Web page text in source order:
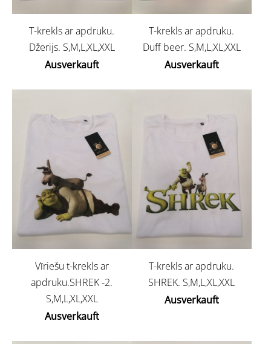
T-krekls ar apdruku.
Džerijs. S,M,L,XL,XXL
Ausverkauft
T-krekls ar apdruku.
Duff beer. S,M,L,XL,XXL
Ausverkauft
Vīriešu t-krekls ar
apdruku.SHREK -2.
S,M,L,XL,XXL
Ausverkauft
T-krekls ar apdruku.
SHREK. S,M,L,XL,XXL
Ausverkauft